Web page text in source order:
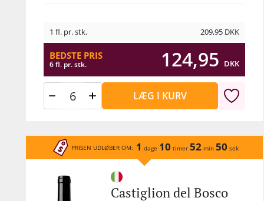
1 fl. pr. stk. 209,95 DKK
BEDSTE PRIS
6 fl. pr. stk. 124,95 DKK
LÆG I KURV
PRISEN UDLØBER OM: 1 dage 10 timer 52 min 50 sek
Castiglion del Bosco